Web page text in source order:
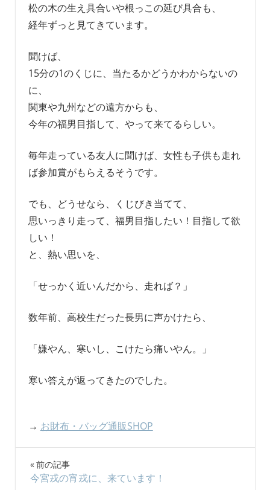
松の木の生え具合いや根っこの延び具合も、
経年ずっと見てきています。
聞けば、
15分の1のくじに、当たるかどうかわからないの
に、
関東や九州などの遠方からも、
今年の福男目指して、やって来てるらしい。
毎年走っている友人に聞けば、女性も子供も走れ
ば参加賞がもらえるそうです。
でも、どうせなら、くじびき当てて、
思いっきり走って、福男目指したい！目指して欲
しい！
と、熱い思いを、
「せっかく近いんだから、走れば？」
数年前、高校生だった長男に声かけたら、
「嫌やん、寒いし、こけたら痛いやん。」
寒い答えが返ってきたのでした。
→ お財布・バッグ通販SHOP
投
前の記事
今宮戎の宵戎に、来ています！